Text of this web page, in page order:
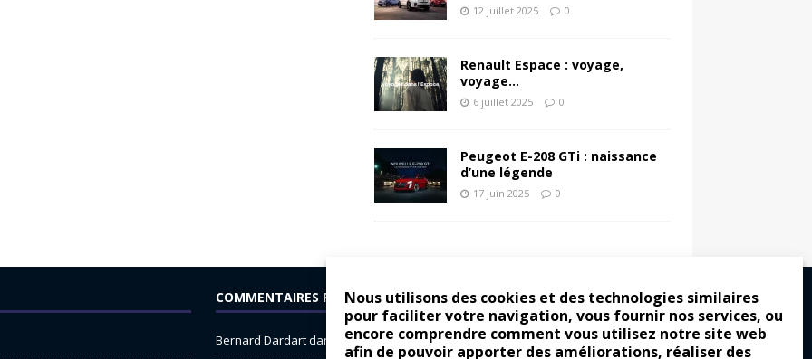
Nous utilisons des cookies et des technologies similaires
pour faciliter votre navigation, vous fournir nos services, ou
encore comprendre comment vous utilisez notre site web
afin de pouvoir apporter des améliorations, réaliser des
12 juillet 2025 0
Renault Espace : voyage,
voyage…
6 juillet 2025 0
Peugeot E-208 GTi : naissance
d’une légende
17 juin 2025 0
COMMENTAIRES RÉCENTS
Bernard Dardartdans Dacia Sandero : pour les gens vrais